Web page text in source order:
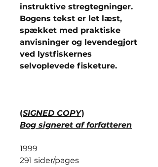
instruktive stregtegninger.
Bogens tekst er let læst,
spækket med praktiske
anvisninger og levendegjort
ved lystfiskernes
selvoplevede fisketure.
(SIGNED COPY)
Bog signeret af forfatteren
1999
291 sider/pages